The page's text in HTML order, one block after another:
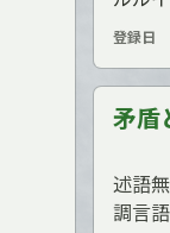
登録日
矛盾
述語
調言